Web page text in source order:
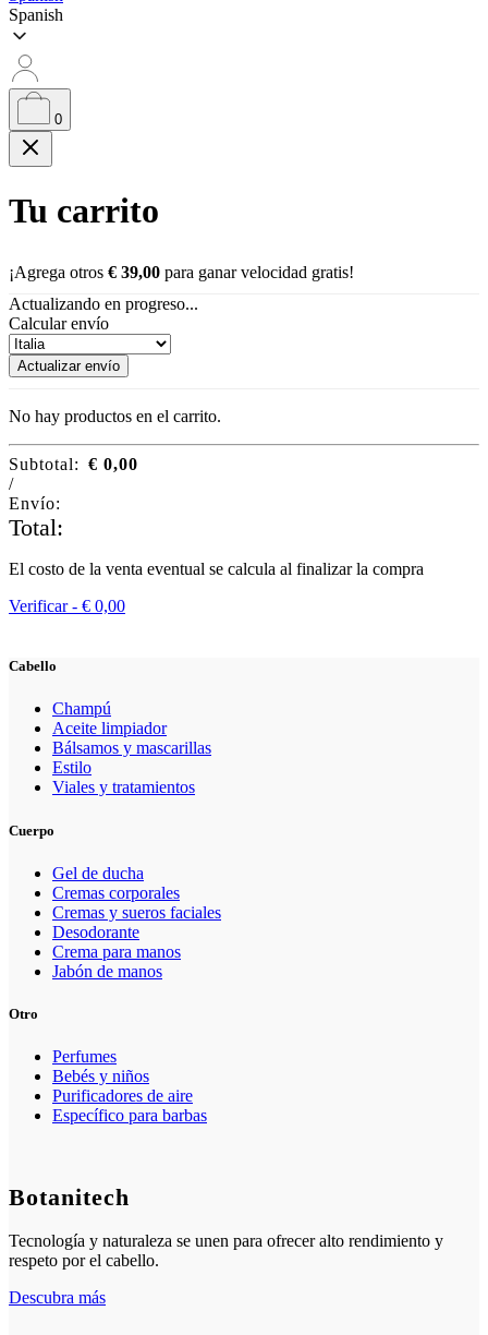
Spanish
0
Tu carrito
¡Agrega otros € 39,00 para ganar velocidad gratis!
Actualizando en progreso...
Calcular envío
Actualizar envío
No hay productos en el carrito.
Subtotal: € 0,00
/
Envío:
Total:
El costo de la venta eventual se calcula al finalizar la compra
Verificar - € 0,00
Cabello
Champú
Aceite limpiador
Bálsamos y mascarillas
Estilo
Viales y tratamientos
Cuerpo
Gel de ducha
Cremas corporales
Cremas y sueros faciales
Desodorante
Crema para manos
Jabón de manos
Otro
Perfumes
Bebés y niños
Purificadores de aire
Específico para barbas
Botanitech
Tecnología y naturaleza se unen para ofrecer alto rendimiento y
respeto por el cabello.
Descubra más